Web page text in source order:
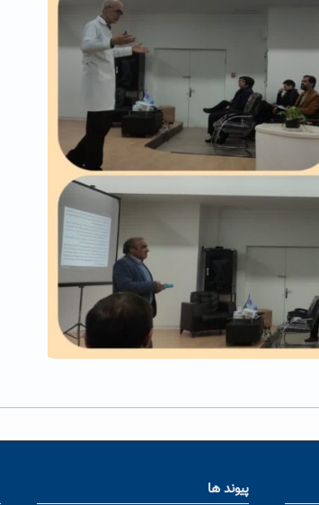
پیوند ها